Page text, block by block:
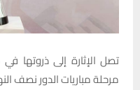
مرحلة مباريات الدور نصف